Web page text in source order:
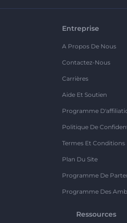
Entreprise
A Propos De Nous
Contactez-Nous
Carrières
Aide Et Soutien
Programme
Politique De
Termes Et Conditions
Plan Du Site
Programme De
Programme Des
Ressources